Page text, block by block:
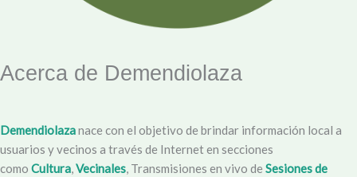
Acerca de Demendiolaza
Demendiolazanace con el objetivo de brindar información local a
usuarios y vecinos a través de Internet en secciones
como Cultura,Vecinales, Transmisiones en vivo de Sesiones de